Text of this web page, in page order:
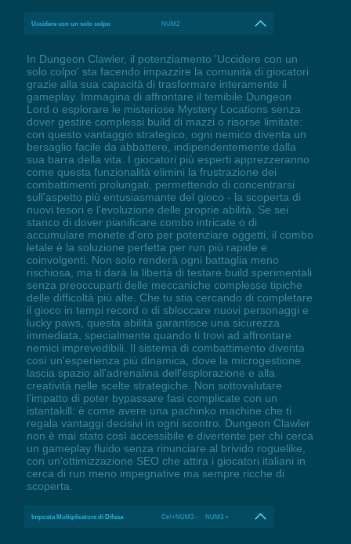
Uccidere con un solo colpo NUM2
In Dungeon Clawler, il potenziamento 'Uccidere con un
solo colpo' sta facendo impazzire la comunità di giocatori
grazie alla sua capacità di trasformare interamente il
gameplay. Immagina di affrontare il temibile Dungeon
Lord o esplorare le misteriose Mystery Locations senza
dover gestire complessi build di mazzi o risorse limitate:
con questo vantaggio strategico, ogni nemico diventa un
bersaglio facile da abbattere, indipendentemente dalla
sua barra della vita. I giocatori più esperti apprezzeranno
come questa funzionalità elimini la frustrazione dei
combattimenti prolungati, permettendo di concentrarsi
sull'aspetto più entusiasmante del gioco - la scoperta di
nuovi tesori e l'evoluzione delle proprie abilità. Se sei
stanco di dover pianificare combo intricate o di
accumulare monete d'oro per potenziare oggetti, il combo
letale è la soluzione perfetta per run più rapide e
coinvolgenti. Non solo renderà ogni battaglia meno
rischiosa, ma ti darà la libertà di testare build sperimentali
senza preoccuparti delle meccaniche complesse tipiche
delle difficoltà più alte. Che tu stia cercando di completare
il gioco in tempi record o di sbloccare nuovi personaggi e
lucky paws, questa abilità garantisce una sicurezza
immediata, specialmente quando ti trovi ad affrontare
nemici imprevedibili. Il sistema di combattimento diventa
così un'esperienza più dinamica, dove la microgestione
lascia spazio all'adrenalina dell'esplorazione e alla
creatività nelle scelte strategiche. Non sottovalutare
l'impatto di poter bypassare fasi complicate con un
istantakill: è come avere una pachinko machine che ti
regala vantaggi decisivi in ogni scontro. Dungeon Clawler
non è mai stato così accessibile e divertente per chi cerca
un gameplay fluido senza rinunciare al brivido roguelike,
con un'ottimizzazione SEO che attira i giocatori italiani in
cerca di run meno impegnative ma sempre ricche di
scoperta.
Imposta Moltiplicatore di Difesa Ctrl+NUM3 - NUM3 +